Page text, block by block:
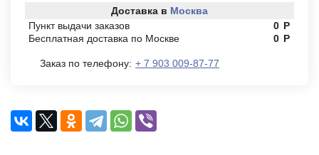
Доставка в Москва
Пункт выдачи заказов
0 Р
Бесплатная доставка по Москве
0 Р
Заказ по телефону: + 7 903 009-87-77